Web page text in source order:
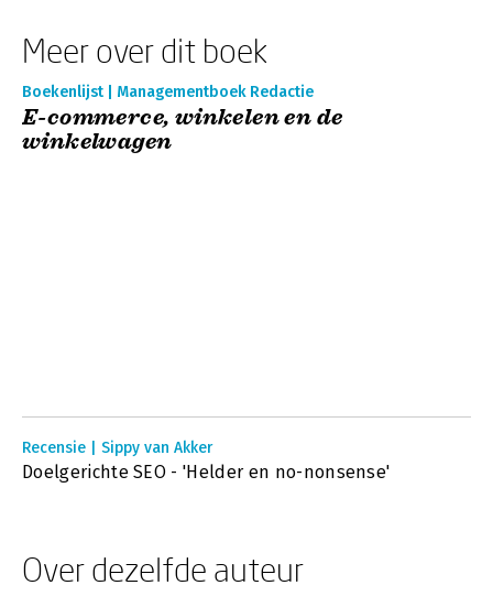
Meer over dit boek
Boekenlijst | Managementboek Redactie
E-commerce, winkelen en de
winkelwagen
Recensie | Sippy van Akker
Doelgerichte SEO - 'Helder en no-nonsense'
Over dezelfde auteur